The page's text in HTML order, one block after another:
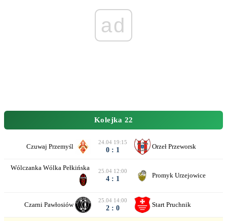
ad
Kolejka 22
Czuwaj Przemyśl
24.04 19:15
0 : 1 Orzeł Przeworsk
Wólczanka Wólka Pełkińska 25.04 12:00
4 : 1 Promyk Urzejowice
Czarni Pawłosiów
25.04 14:00
2 : 0 Start Pruchnik